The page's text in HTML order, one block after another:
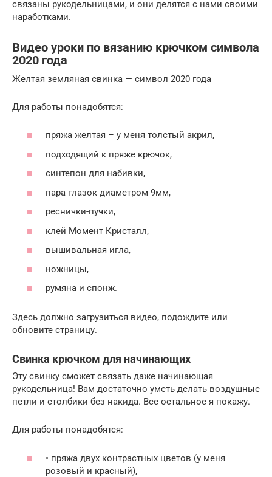
связаны рукодельницами, и они делятся с нами своими
наработками.
Видео уроки по вязанию крючком символа
2020 года
Желтая земляная свинка — символ 2020 года
Для работы понадобятся:
пряжа желтая – у меня толстый акрил,
подходящий к пряже крючок,
синтепон для набивки,
пара глазок диаметром 9мм,
реснички-пучки,
клей Момент Кристалл,
вышивальная игла,
ножницы,
румяна и спонж.
Здесь должно загрузиться видео, подождите или
обновите страницу.
Свинка крючком для начинающих
Эту свинку сможет связать даже начинающая
рукодельница! Вам достаточно уметь делать воздушные
петли и столбики без накида. Все остальное я покажу.
Для работы понадобятся:
• пряжа двух контрастных цветов (у меня
розовый и красный),